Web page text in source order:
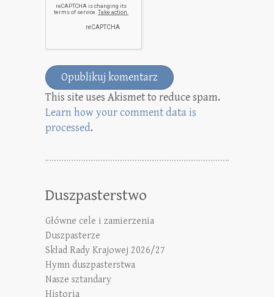
This site uses Akismet to reduce spam.
Learn how your comment data is
processed.
Duszpasterstwo
Główne cele i zamierzenia
Duszpasterze
Skład Rady Krajowej 2026/27
Hymn duszpasterstwa
Nasze sztandary
Historia